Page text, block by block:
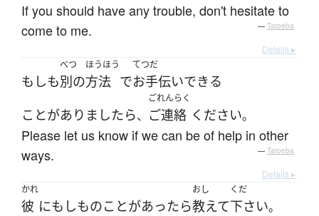
If you should have any trouble, don't hesitate to
come to me.
— Tatoeba
Details ▸
もしも
べつ
別の
ほうほう
方法 で
てつだ
お手伝いできる
ことがありましたら、
ごれんらく
ご連絡 ください。
Please let us know if we can be of help in other
ways.
— Tatoeba
Details ▸
かれ
彼 にもしものことがあったら
おし
教えて
くだ
下さい。